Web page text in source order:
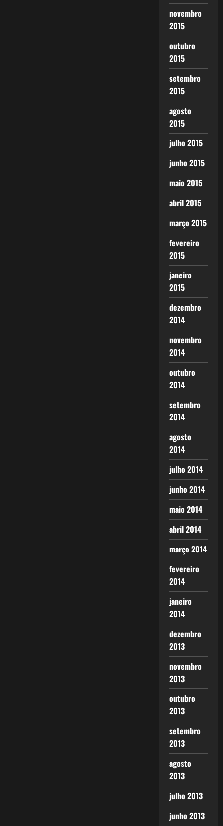
novembro
2015
outubro
2015
setembro
2015
agosto
2015
julho 2015
junho 2015
maio 2015
abril 2015
março 2015
fevereiro
2015
janeiro
2015
dezembro
2014
novembro
2014
outubro
2014
setembro
2014
agosto
2014
julho 2014
junho 2014
maio 2014
abril 2014
março 2014
fevereiro
2014
janeiro
2014
dezembro
2013
novembro
2013
outubro
2013
setembro
2013
agosto
2013
julho 2013
junho 2013